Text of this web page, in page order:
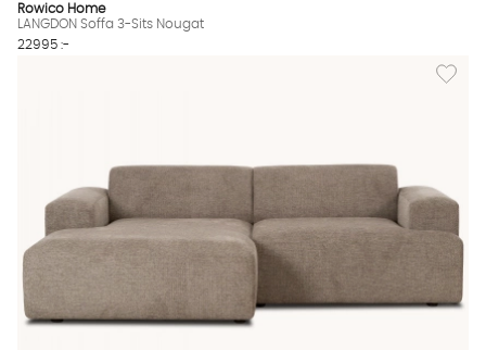
Rowico Home
LANGDON Soffa 3-Sits Nougat
22995 :-
Lägg